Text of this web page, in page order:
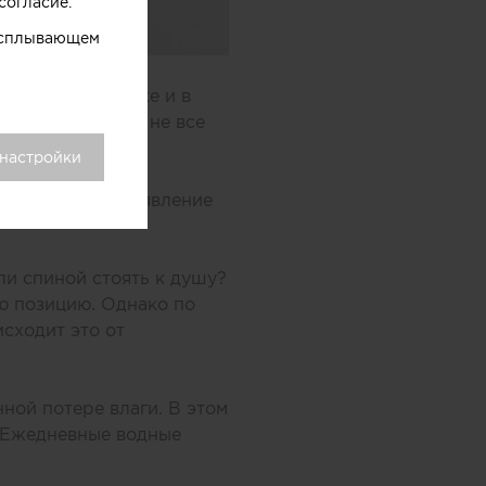
в чайнике и в
Но и это еще не все
возможно появление
спиной стоять к душу?
позицию. Однако по
это от
потере влаги. В этом
Ежедневные водные